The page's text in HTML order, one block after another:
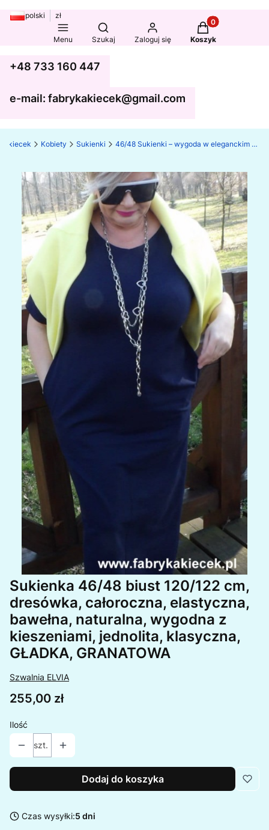
polski zł
Menu
Otwórz wyszukiwarkę
Szukaj Zaloguj się
Produkty w
Koszyk
+48 733 160 447
e-mail: fabrykakiecek@gmail.com
kiecek Kobiety Sukienki 46/48 Sukienki – wygoda w eleganckim stylu
Sukienka 46/48 biust 120/122 cm,
dresówka, całoroczna, elastyczna,
bawełna, naturalna, wygodna z
kieszeniami, jednolita, klasyczna,
GŁADKA, GRANATOWA
Szwalnia ELVIA
Cena
255,00 zł
Ilość
szt.
Dodaj do koszyka
Czas wysyłki:5 dni